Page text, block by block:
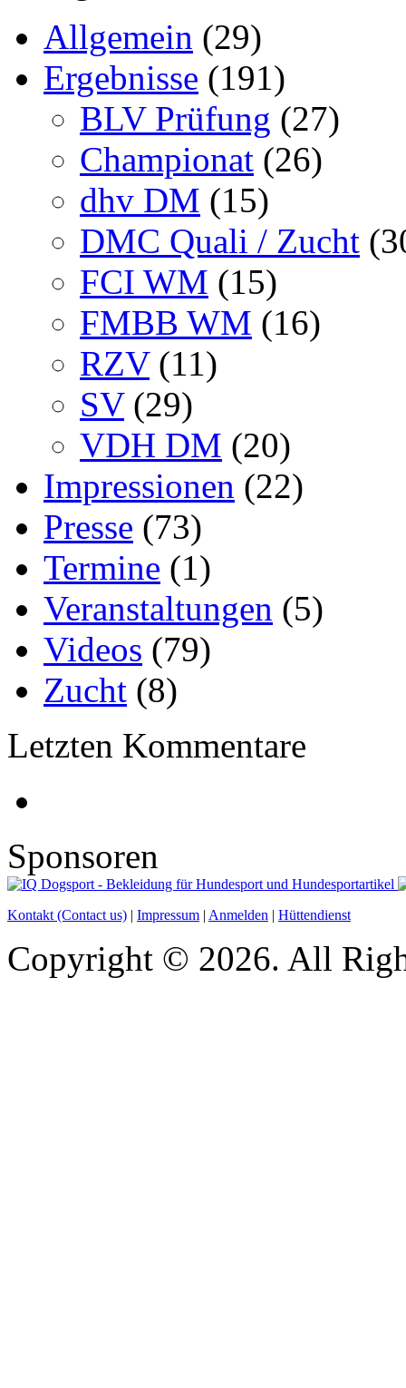
Allgemein (29)
Ergebnisse (191)
BLV Prüfung (27)
Championat (26)
dhv DM (15)
DMC Quali / Zucht
FCI WM (15)
FMBB WM (16)
RZV(11)
SV(29)
VDH DM (20)
Impressionen (22)
Presse (73)
Termine (1)
Veranstaltungen (5)
Videos (79)
Zucht (8)
Letzten Kommentare
Sponsoren
Kontakt (Contact us) | Impressum | Anmelden | Hüttendienst
Copyright © 2026. All